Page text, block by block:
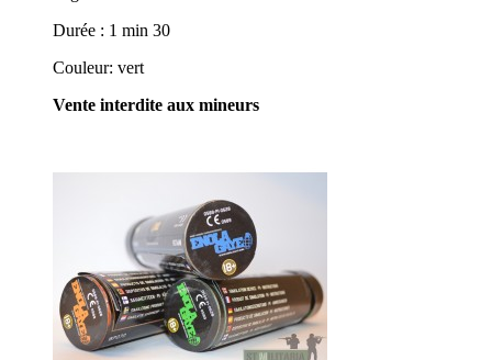
Durée : 1 min 30
Couleur: vert
Vente interdite aux mineurs